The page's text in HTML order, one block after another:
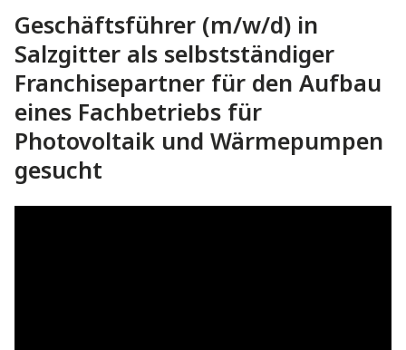
Geschäftsführer (m/w/d) in
Salzgitter als selbstständiger
Franchisepartner für den Aufbau
eines Fachbetriebs für
Photovoltaik und Wärmepumpen
gesucht